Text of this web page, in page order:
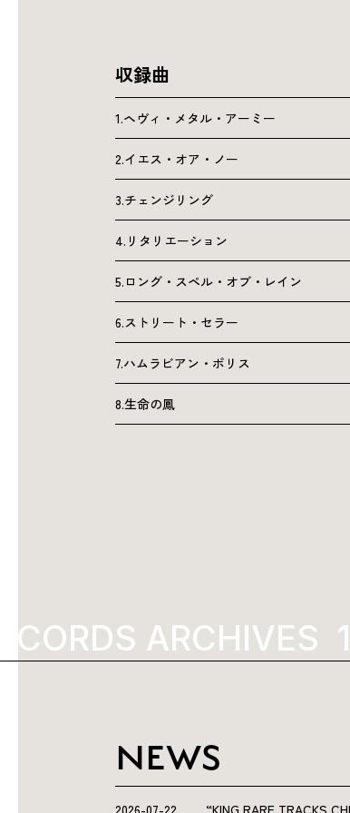
収録曲
1.ヘヴィ・メタル・アーミー
2.イエス・オア・ノー
3.チェンジリング
4.リタリエーション
5.ロング・スペル・オブ・レイン
6.ストリート・セラー
7.ハムラビアン・ポリス
8.生命の鳳
ARCHIVES
NEWS
2026-07-22 “KING RARE TRACKS